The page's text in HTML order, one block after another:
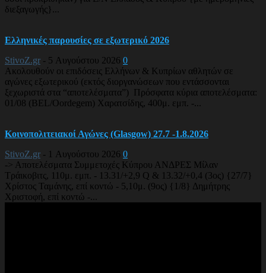
διεξαγωγής}...
Ελληνικές παρουσίες σε εξωτερικό 2026
StivoZ.gr - 5 Αυγούστου 2026 0
Ακολουθούν οι επιδόσεις Ελλήνων & Κυπρίων αθλητών σε
αγώνες εξωτερικού (εκτός διοργανώσεων που εντάσσονται
ξεχωριστά στα “αποτελέσματα”) Πρόσφατα κύρια αποτελέσματα:
01/08 (BEL/Oordegem) Χαρατσίδης, 400μ. εμπ. -...
Κοινοπολιτειακοί Αγώνες (Glasgow) 27.7 -1.8.2026
StivoZ.gr - 1 Αυγούστου 2026 0
-> Αποτελέσματα Συμμετοχές Κύπρου ΑΝΔΡΕΣ Μίλαν
Τράικοβιτς, 110μ. εμπ. - 13.31/+2,9 Q & 13.32/+0,4 (3ος) {27/7}
Χρίστος Ταμάνης, επί κοντώ - 5,10μ. (9ος) {1/8} Δημήτρης
Χριστοφή, επί κοντώ -...